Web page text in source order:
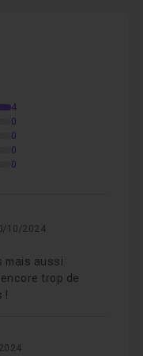
sur les bords
photo
sont fournis !
4
0
0
0
0
10/2024
mais aussi
trop de
!